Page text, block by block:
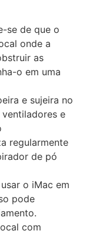
se de que o
onde a
as
o em uma
e sujeira no
e
regularmente
de pó
o iMac em
pode
com